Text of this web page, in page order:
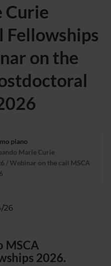
Curie
Fellowships
on the
piano
Marie Curie
/ Webinar on the call MSCA
26
MSCA
2026.